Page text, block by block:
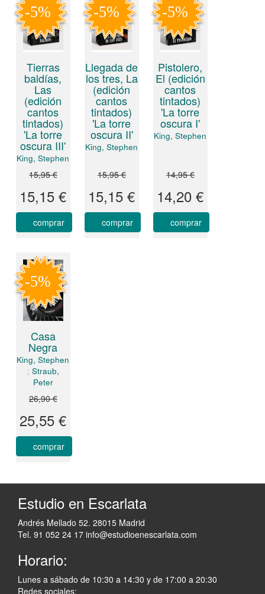
Tierras
baldías,
Las
(edición
cantos
tintados)
'La torre
oscura III'
King, Stephen
15,95 €
15,15 €
comprar
Llegada de
los tres, La
(edición
cantos
tintados)
'La torre
oscura II'
King, Stephen
15,95 €
15,15 €
comprar
Pistolero,
El (edición
cantos
tintados)
'La torre
oscura I'
King, Stephen
14,95 €
14,20 €
comprar
Casa
Negra
King, Stephen
; Straub,
Peter
26,90 €
25,55 €
comprar
Estudio en Escarlata
Andrés Mellado 52. 28015 Madrid
Tel. 91 052 24 17 info@estudioenescarlata.com
Horario:
Lunes a sábado de 10:30 a 14:30 y de 17:00 a 20:30
Redes sociales: